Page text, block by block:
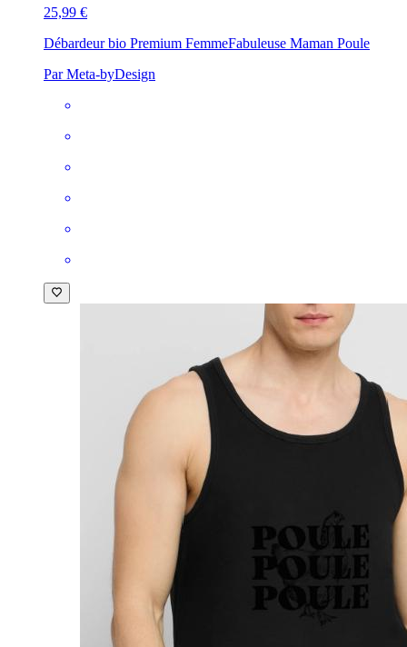
25,99 €
Débardeur bio Premium FemmeFabuleuse Maman Poule
Par Meta-byDesign